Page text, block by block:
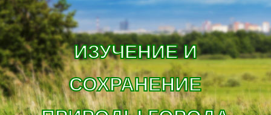
ИЗУЧЕНИЕ И
СОХРАНЕНИЕ